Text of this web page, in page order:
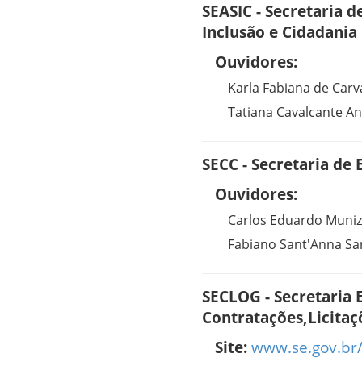
SEASIC - Secretaria
Inclusão e Cidadania
Ouvidores:
Karla Fabiana de
Tatiana Cavalcante
SECC - Secretaria de
Ouvidores:
Carlos Eduardo
Fabiano Sant'Anna
SECLOG - Secretaria
Site: